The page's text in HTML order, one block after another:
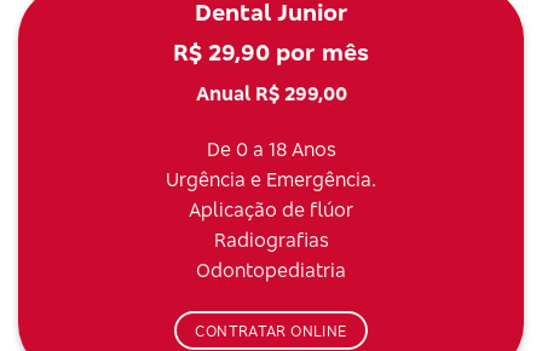
Dental Junior
R$ 29,90 por mês
Anual R$ 299,00
De 0 a 18 Anos
Urgência e Emergência.
Aplicação de flúor
Radiografias
Odontopediatria
CONTRATAR ONLINE